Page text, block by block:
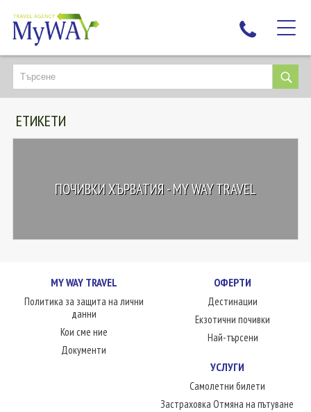
НАЙ-ТЪРСЕНИ
ДЕСТИНАЦИИ
ЕКЗОТИЧНИ ПОЧИВКИ
НОВА ГОДИНА
ЛЮБОПИТНО
КОНТАКТИ
ЕТИКЕТИ
ПОЧИВКИ ХЪРВАТИЯ - MY WAY TRAVEL
MY WAY TRAVEL
Политика за защита на лични
данни
Кои сме ние
Документи
ОФЕРТИ
Дестинации
Екзотични почивки
Най-търсени
УСЛУГИ
Самолетни билети
Застраховка Отмяна на пътуване